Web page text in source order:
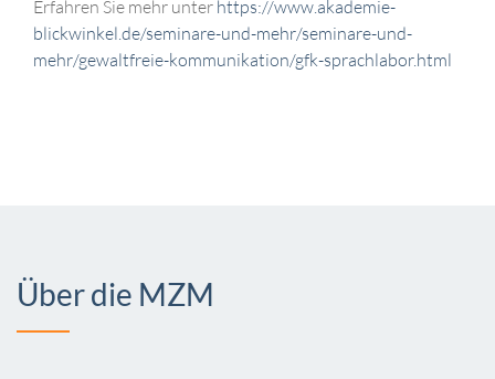
Erfahren Sie mehr unter https://www.akademie-
blickwinkel.de/seminare-und-mehr/seminare-und-
mehr/gewaltfreie-kommunikation/gfk-sprachlabor.html
Über die MZM